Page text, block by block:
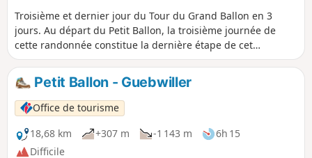
Troisième et dernier jour du Tour du Grand Ballon en 3
jours. Au départ du Petit Ballon, la troisième journée de
cette randonnée constitue la dernière étape de cet
itinéraire et le retour à Guebwiller. Vous traverserez
plusieurs types de paysages, de la forêt en passant par des
clairières et des prés de pâture, tout en surplombant les
villes et villages de part et d’autre de la montagne, faisant le
lien entre la vallée du Florival et la Vallée Noble. Cette
grande randonnée s’achèvera en vous emmenant sur les
chemins en balcon du vignoble de Guebwiller, qui vous
Petit Ballon - Guebwiller
Office de tourisme
18,68 km
+307 m -1 143 m
6h 15
Difficile